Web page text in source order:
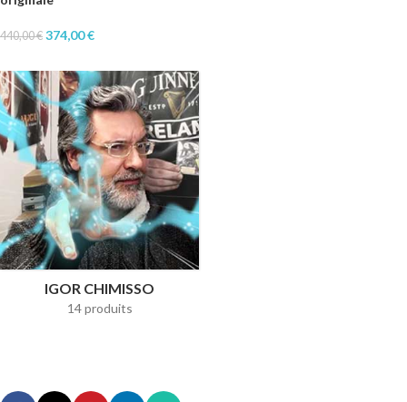
440,00€ 374,00€
IGOR CHIMISSO
14 produits